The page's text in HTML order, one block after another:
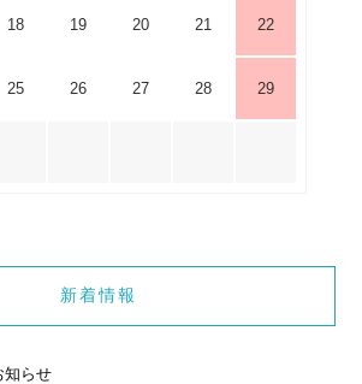
18 19 20 21 22
25 26 27 28 29
新着情報
知らせ